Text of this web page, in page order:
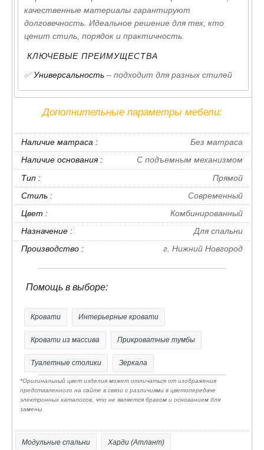
качественные материалы гарантируют
долговечность. Идеальное решение для тех, кто
ценит стиль, порядок и практичность.
КЛЮЧЕВЫЕ ПРЕИМУЩЕСТВА
✅Универсальность – подходит для разных стилей
интерьера.
Вместительность
– продуманная система
✅Лёгкость в уходе
– гладкие поверхности просто
протирать.
✅
– отличное сочетание качества и
стоимости.
✅Светлый цвет
пространство.
✅Быстрая сборка– понятная инструкция в
комплекте.
- Материал изделия МДФ/ЛДСП соответствующий
всем стандартам качества
- установлен на металлических опорах
- удобное спальное место c размерами 1600 х 2000
мм
- используется фурнитура Российских и Европейских
- Используемые современные материалы обеспечат
Дополнительные параметры мебели:
Наличие матраса :
Без матраса
Наличие основания :
С подъемным механизмом
Тип :
Прямой
Стиль :
Современный
Цвет :
Комбинированный
Назначение :
Для спальни
Производство :
г. Нижний Новгород
Помощь в выборе:
Кровати Интерьерные кровати
Кровати из массива Прикроватные тумбы
Туалетные столики Зеркала
*Оригинальный цвет изделия может отличаться от изображения
представленного на сайте в связи с различиями в цветопередаче
электронных каталогов, что не является браком и основанием для
замены.
Модульные спальни Харди (Атлант)